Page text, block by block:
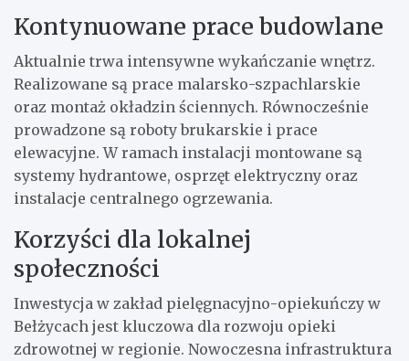
Kontynuowane prace budowlane
Aktualnie trwa intensywne wykańczanie wnętrz.
Realizowane są prace malarsko-szpachlarskie
oraz montaż okładzin ściennych. Równocześnie
prowadzone są roboty brukarskie i prace
elewacyjne. W ramach instalacji montowane są
systemy hydrantowe, osprzęt elektryczny oraz
instalacje centralnego ogrzewania.
Korzyści dla lokalnej
społeczności
Inwestycja w zakład pielęgnacyjno-opiekuńczy w
Bełżycach jest kluczowa dla rozwoju opieki
zdrowotnej w regionie. Nowoczesna infrastruktura